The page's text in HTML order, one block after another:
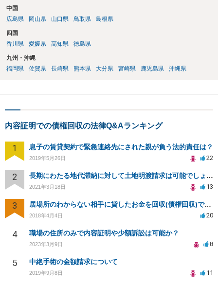
中国
広島県
岡山県 山口県 鳥取県 島根県
四国
香川県
愛媛県 高知県 徳島県
九州・沖縄
福岡県
佐賀県 長崎県 熊本県 大分県 宮崎県 鹿児島県 沖縄県
内容証明での債権回収の法律Q&Aランキング
1 息子の賃貸契約で緊急連絡先にされた親が負う法的責任は？
2019年5月26日 22
2 長期にわたる地代滞納に対して土地明渡請求は可能でしょうか？
2021年3月18日 13
3 居場所のわからない相手に貸したお金を回収(債権回収)できますか？
2018年4月4日 20
4 職場の住所のみで内容証明や少額訴訟は可能か？
2023年3月9日 8
5 中絶手術の金額請求について
2019年9月8日 11